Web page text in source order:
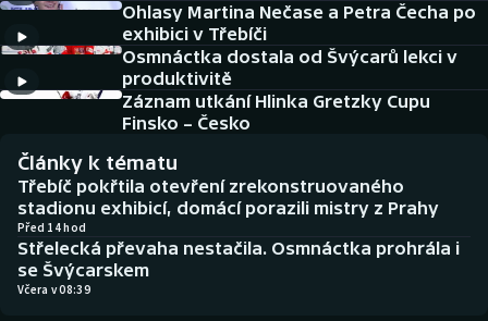
Americký fotbal
Baseball a softbal
Biatlon
Boby a skeleton
Box
NEPŘEHLÉDNĚTE
Historické návraty
Aplikace ČT sport
AZ kvíz
Ohlasy Martina Nečase a Petra Čecha po
exhibici v Třebíči
Osmnáctka dostala od Švýcarů lekci v
produktivitě
Záznam utkání Hlinka Gretzky Cupu
Finsko – Česko
Články k tématu
Třebíč pokřtila otevření zrekonstruovaného
stadionu exhibicí, domácí porazili mistry z Prahy
Před 14 hod
Střelecká převaha nestačila. Osmnáctka prohrála i
se Švýcarskem
Včera v 08:39